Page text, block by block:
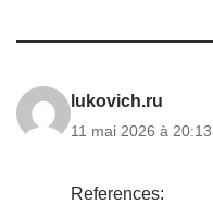
lukovich.ru
11 mai 2026 à 20:13
References: